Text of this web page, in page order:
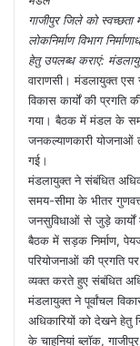
गाजीपुर जिले को
लोकनिर्माण विभाग
हेतु उपलब्ध कराएं:
वाराणसी। मंडलायुक्त एस
विकास कार्यों की प्रगति
गया। बैठक में मंडल के
जनकल्याणकारी योजनाओं
गई।
मंडलायुक्त ने संबंधित
समय-सीमा के भीतर
जनसुविधाओं से जुड़े कार्यों में
बैठक में सड़क निर्माण,
परियोजनाओं की प्रगति
व्यक्त करते हुए संबंधित
मंडलायुक्त ने पूर्वांचल
अधिकारियों को देखने हेतु
के चाहनियां ब्लॉक,